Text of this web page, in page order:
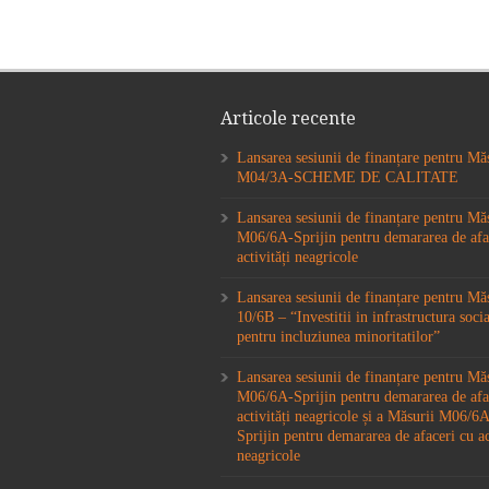
Articole recente
Lansarea sesiunii de finanțare pentru
M04/3A-SCHEME DE CALITATE
Lansarea sesiunii de finanțare pentru
M06/6A-Sprijin pentru demararea de
activități neagricole
Lansarea sesiunii de finanțare pentru
10/6B – “Investitii in infrastructura
pentru incluziunea minoritatilor”
Lansarea sesiunii de finanțare pentru
M06/6A-Sprijin pentru demararea de
activități neagricole și a Măsurii M06/
Sprijin pentru demararea de afaceri cu
neagricole